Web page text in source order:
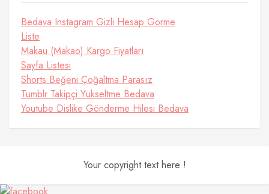
Bedava Instagram Gizli Hesap Görme
Liste
Makau (Makao) Kargo Fiyatları
Sayfa Listesi
Shorts Beğeni Çoğaltma Parasız
Tumblr Takipçi Yükseltme Bedava
Youtube Dislike Gönderme Hilesi Bedava
Your copyright text here !